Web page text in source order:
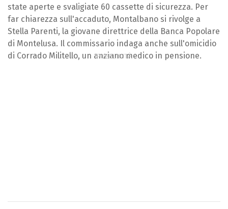
state aperte e svaligiate 60 cassette di sicurezza. Per
far chiarezza sull'accaduto, Montalbano si rivolge a
Stella Parenti, la giovane direttrice della Banca Popolare
di Montelusa. Il commissario indaga anche sull'omicidio
di Corrado Militello, un anziano medico in pensione.